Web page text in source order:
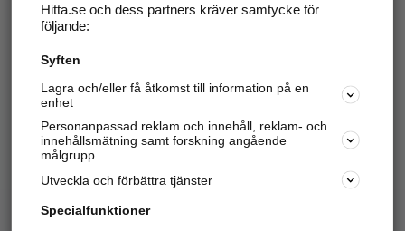
Hitta.se - Gratis nummerupplysning.
Sök företag, personer och platser.
Hitta telefonnummer, adresser, företagsinfo mm.
Marknadsför företaget
Hitta.se och dess partners kräver samtycke för
följande:
Syften
Lagra och/eller få åtkomst till information på en
enhet
Personanpassad reklam och innehåll, reklam- och
innehållsmätning samt forskning angående
målgrupp
Utveckla och förbättra tjänster
Specialfunktioner